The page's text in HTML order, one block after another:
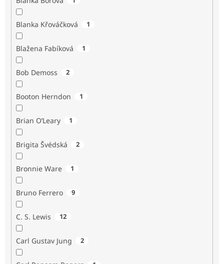
Blanka Křováčková 1
Blažena Fabíková 1
Bob Demoss 2
Booton Herndon 1
Brian O’Leary 1
Brigita Švédská 2
Bronnie Ware 1
Bruno Ferrero 9
C. S. Lewis 12
Carl Gustav Jung 2